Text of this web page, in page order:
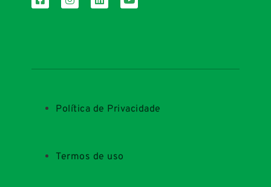
Política de Privacidade
Termos de uso